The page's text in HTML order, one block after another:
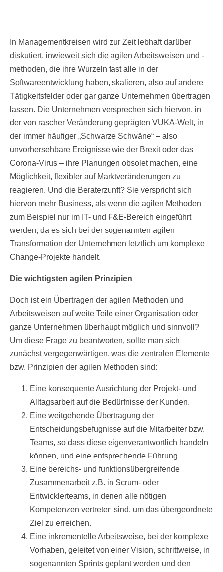
In Managementkreisen wird zur Zeit lebhaft darüber
diskutiert, inwieweit sich die agilen Arbeitsweisen und -
methoden, die ihre Wurzeln fast alle in der
Softwareentwicklung haben, skalieren, also auf andere
Tätigkeitsfelder oder gar ganze Unternehmen übertragen
lassen. Die Unternehmen versprechen sich hiervon, in
der von rascher Veränderung geprägten VUKA-Welt, in
der immer häufiger „Schwarze Schwäne“ – also
unvorhersehbare Ereignisse wie der Brexit oder das
Corona-Virus – ihre Planungen obsolet machen, eine
Möglichkeit, flexibler auf Marktveränderungen zu
reagieren. Und die Beraterzunft? Sie verspricht sich
hiervon mehr Business, als wenn die agilen Methoden
zum Beispiel nur im IT- und F&E-Bereich eingeführt
werden, da es sich bei der sogenannten agilen
Transformation der Unternehmen letztlich um komplexe
Change-Projekte handelt.
Die wichtigsten agilen Prinzipien
Doch ist ein Übertragen der agilen Methoden und
Arbeitsweisen auf weite Teile einer Organisation oder
ganze Unternehmen überhaupt möglich und sinnvoll?
Um diese Frage zu beantworten, sollte man sich
zunächst vergegenwärtigen, was die zentralen Elemente
bzw. Prinzipien der agilen Methoden sind:
Eine konsequente Ausrichtung der Projekt- und
Alltagsarbeit auf die Bedürfnisse der Kunden.
Eine weitgehende Übertragung der
Entscheidungsbefugnisse auf die Mitarbeiter bzw.
Teams, so dass diese eigenverantwortlich handeln
können, und eine entsprechende Führung.
Eine bereichs- und funktionsübergreifende
Zusammenarbeit z.B. in Scrum- oder
Entwicklerteams, in denen alle nötigen
Kompetenzen vertreten sind, um das übergeordnete
Ziel zu erreichen.
Eine inkrementelle Arbeitsweise, bei der komplexe
Vorhaben, geleitet von einer Vision, schrittweise, in
sogenannten Sprints geplant werden und den